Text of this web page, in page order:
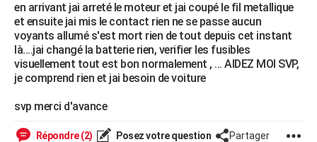
en arrivant jai arreté le moteur et jai coupé le fil metallique
et ensuite jai mis le contact rien ne se passe aucun
voyants allumé s'est mort rien de tout depuis cet instant
là....jai changé la batterie rien, verifier les fusibles
visuellement tout est bon normalement , ... AIDEZ MOI SVP,
je comprend rien et jai besoin de voiture
svp merci d'avance
Répondre (2) Posez votre question Partager